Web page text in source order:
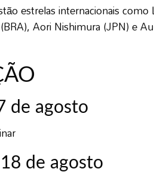
estrelas internacionais como
Aori Nishimura (JPN) e
de agosto
de agosto